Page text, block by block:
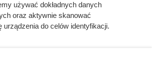
używać dokładnych danych
oraz aktywnie skanować
urządzenia do celów identyfikacji.